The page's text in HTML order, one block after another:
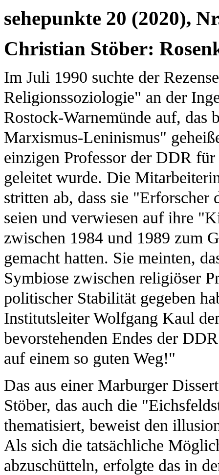
sehepunkte 20 (2020),
Christian Stöber:
Im Juli 1990 suchte der
Religionssoziologie" an der
Rostock-Warnemünde auf,
Marxismus-Leninismus"
einzigen Professor der DDR
geleitet wurde. Die
stritten ab, dass sie "Erforscher
seien und verwiesen auf ihre
zwischen 1984 und 1989 zum
gemacht hatten. Sie meinten,
Symbiose zwischen religiöser
politischer Stabilität gegeben
Institutsleiter Wolfgang Kaul
bevorstehenden Endes der
auf einem so guten Weg!"
Das aus einer Marburger
Stöber, das auch die
thematisiert, beweist den
Als sich die tatsächliche
abzuschütteln, erfolgte das in